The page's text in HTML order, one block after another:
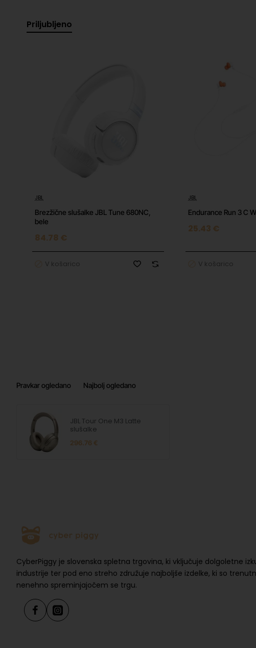
Priljubljeno
JBL
Brezžične slušalke JBL Tune 680NC,
bele
84.78 €
V košarico
JBL
Endurance Run 3 C
25.43 €
V košarico
Pravkar ogledano Najbolj ogledano
JBL Tour One M3 Latte
slušalke
296.76 €
CyberPiggy je slovenska spletna trgovina, ki vključuje dolgoletne
industrije ter pod eno streho združuje najboljše izdelke, ki so
nenehno spreminjajočem se trgu.